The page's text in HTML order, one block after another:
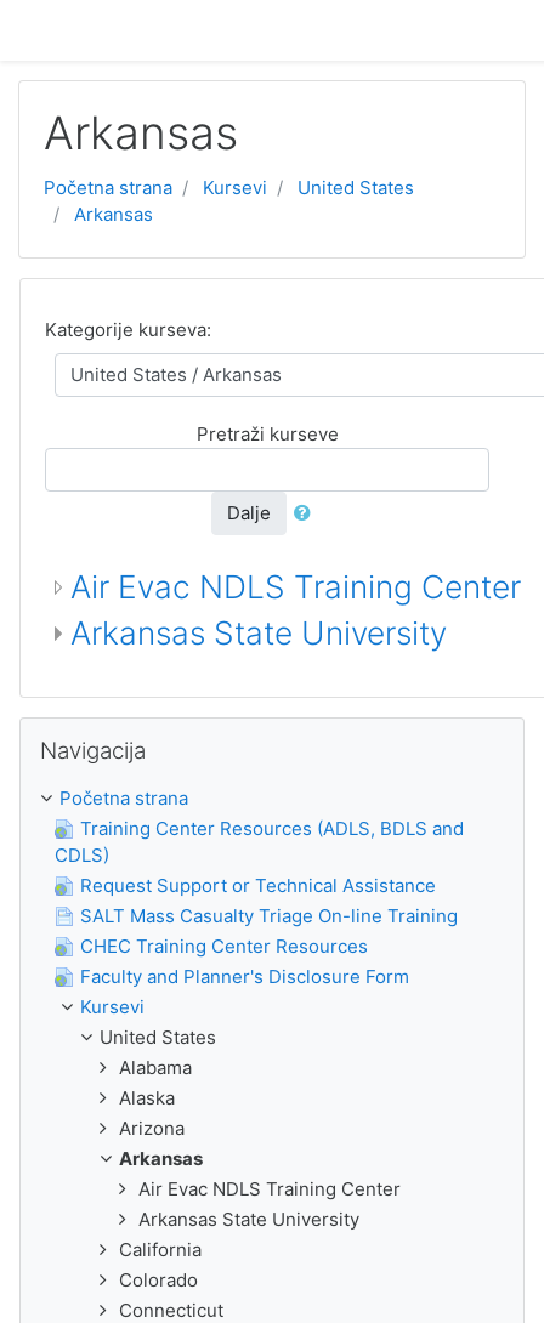
Arkansas
Početna strana Kursevi
United States
Arkansas
Kategorije kurseva:
Pretraži kurseve
Dalje
Air Evac NDLS Training Center
Arkansas State University
Navigacija
Početna strana
Training Center Resources (ADLS, BDLS and
CDLS)
Request Support or Technical Assistance
SALT Mass Casualty Triage On-line Training
CHEC Training Center Resources
Faculty and Planner's Disclosure Form
Kursevi
United States
Alabama
Alaska
Arizona
Arkansas
Air Evac NDLS Training Center
Arkansas State University
California
Colorado
Connecticut